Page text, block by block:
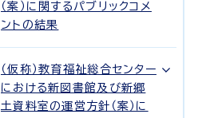
（案）に関するパブリックコメ
ントの結果
（仮称）教育福祉総合センター
における新図書館及び新郷
土資料室の運営方針（案）に